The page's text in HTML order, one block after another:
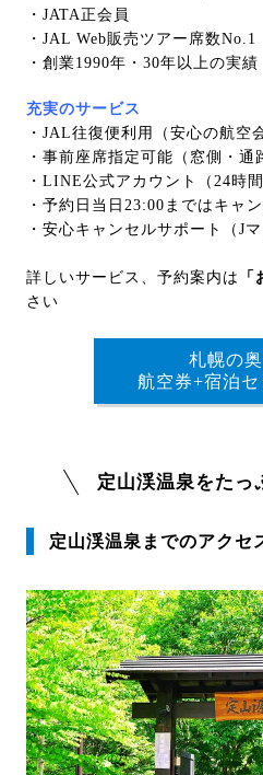
・JATA正会員
・JAL Web販売ツアー席数No.1
・創業1990年・30年以上の実績
充実のサービス
・JAL往復便利用（安心の航空
・事前座席指定可能（窓側・通
・LINE公式アカウント（24時
・予約日当日23:00まではキャ
・安心キャンセルサポート（J
詳しいサービス、予約案内は
さい
札幌の
航空券+宿泊
定山渓温泉をたっ
定山渓温泉までのアクセ